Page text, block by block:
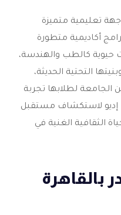
تعليمية متميزة
أكاديمية متطورة
حيوية كالطب والهندسة،
التحتية الحديثة،
الجامعة لطلابها تجربة
إديو لاستكشاف مستقبل
الثقافية الغنية في
بالقاهرة